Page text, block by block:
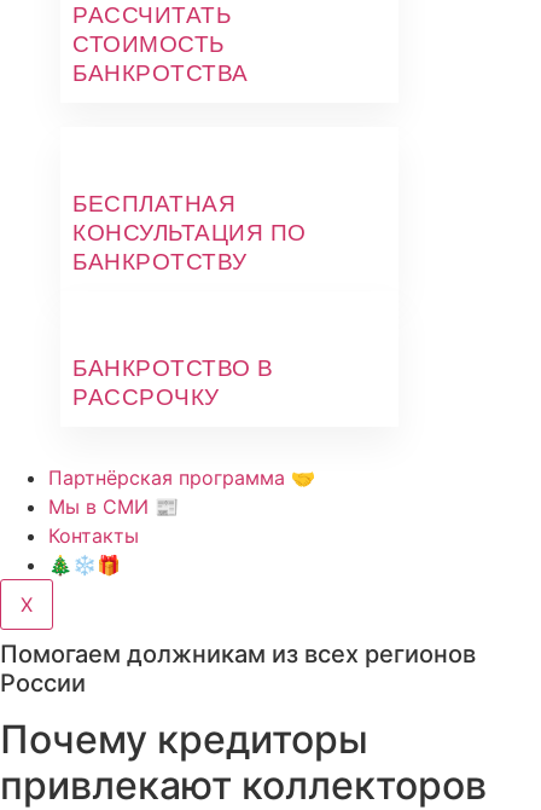
РАССЧИТАТЬ
СТОИМОСТЬ
БАНКРОТСТВА
БЕСПЛАТНАЯ
КОНСУЛЬТАЦИЯ ПО
БАНКРОТСТВУ
БАНКРОТСТВО В
РАССРОЧКУ
Партнёрская программа 🤝
Мы в СМИ 📰
Контакты
🎄❄️🎁
X
Помогаем должникам из всех регионов
России
Почему кредиторы
привлекают коллекторов